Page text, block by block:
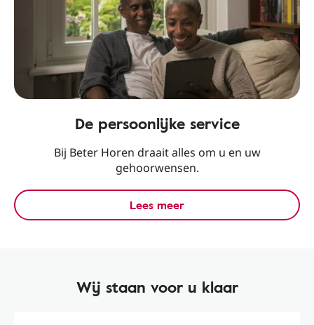
De persoonlijke service
Bij Beter Horen draait alles om u en uw
gehoorwensen.
Lees meer
Wij staan voor u klaar